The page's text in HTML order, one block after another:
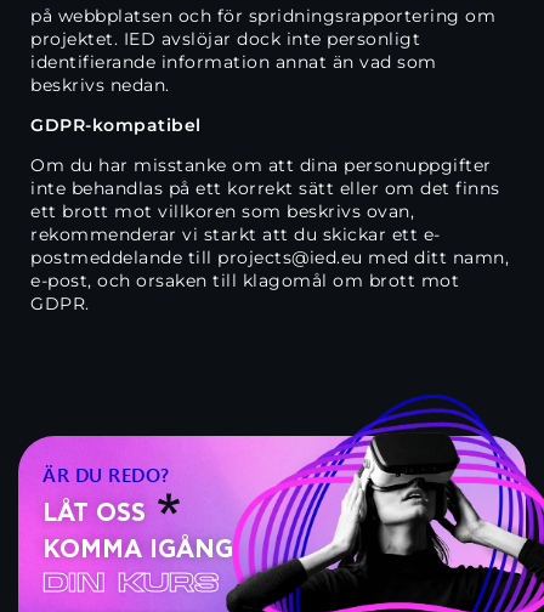
på webbplatsen och för spridningsrapportering om
projektet. IED avslöjar dock inte personligt
identifierande information annat än vad som
beskrivs nedan.
GDPR-kompatibel
Om du har misstanke om att dina personuppgifter
inte behandlas på ett korrekt sätt eller om det finns
ett brott mot villkoren som beskrivs ovan,
rekommenderar vi starkt att du skickar ett e-
postmeddelande till projects@ied.eu med ditt namn,
e-post, och orsaken till klagomål om brott mot
GDPR.
ÄR DU REDO?
LÅT OSS
KOMMA IGÅNG
din kurs